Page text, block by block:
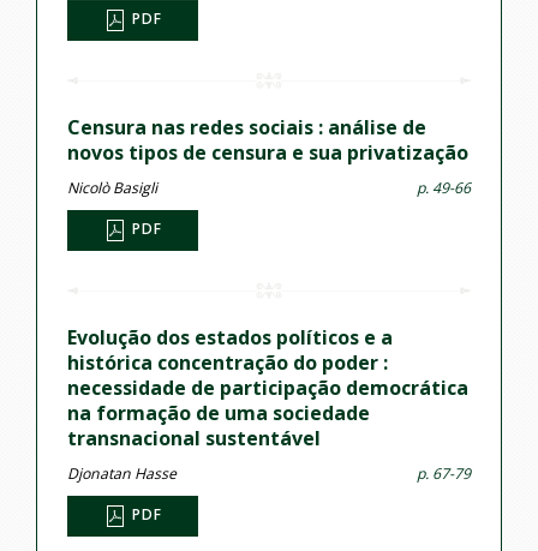
PDF
Censura nas redes sociais : análise de
novos tipos de censura e sua privatização
Nicolò Basigli p. 49-66
PDF
Evolução dos estados políticos e a
histórica concentração do poder :
necessidade de participação democrática
na formação de uma sociedade
transnacional sustentável
Djonatan Hasse p. 67-79
PDF